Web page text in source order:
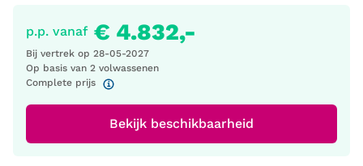
p.p. vanaf € 4.832,-
Bij vertrek op 28-05-2027
Op basis van 2 volwassenen
Complete prijs
Bekijk beschikbaarheid